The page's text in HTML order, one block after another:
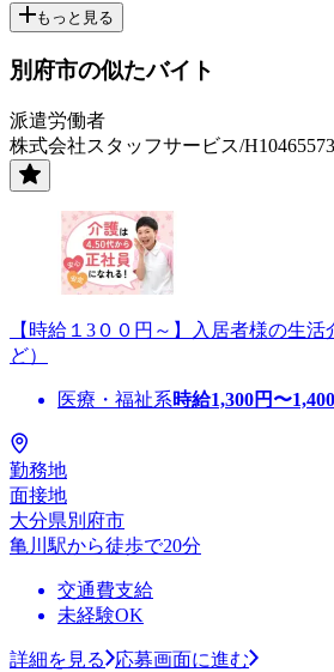
もっと見る
別府市の似たバイト
派遣労働者
株式会社スタッフサービス/H10465573
【時給１3００円～】入居者様の生
ど）
医療・福祉系時給1,300円〜1,400
勤務地
面接地
大分県別府市
亀川駅から徒歩で20分
交通費支給
未経験OK
詳細を見る
応募画面に進む